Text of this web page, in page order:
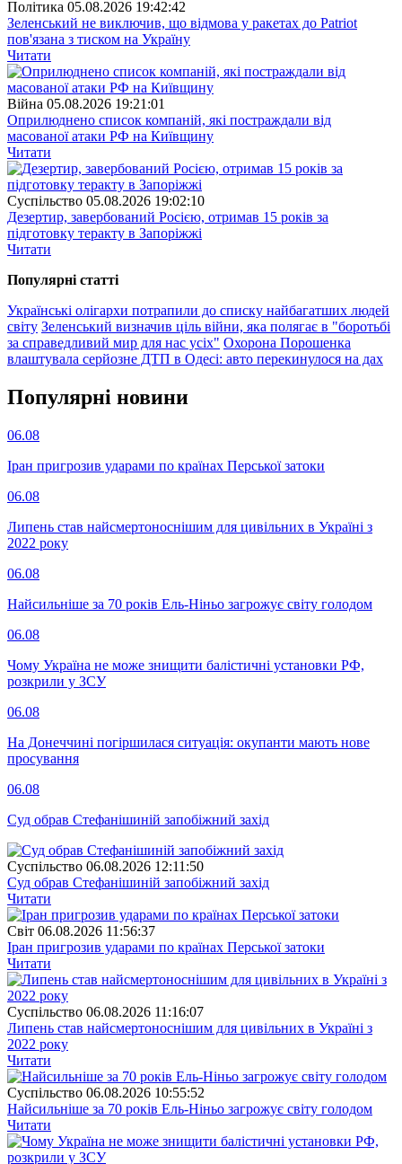
Полiтика 05.08.2026 19:42:42
Зеленський не виключив, що відмова у ракетах до Patriot
пов'язана з тиском на Україну
Читати
Війна 05.08.2026 19:21:01
Оприлюднено список компаній, які постраждали від
масованої атаки РФ на Київщину
Читати
Суспiльство 05.08.2026 19:02:10
Дезертир, завербований Росією, отримав 15 років за
підготовку теракту в Запоріжжі
Читати
Популярнi статтi
Українські олігархи потрапили до списку найбагатших людей
світу Зеленський визначив ціль війни, яка полягає в "боротьбі
за справедливий мир для нас усіх" Охорона Порошенка
влаштувала серйозне ДТП в Одесі: авто перекинулося на дах
Популярнi новини
06.08
Іран пригрозив ударами по країнах Перської затоки
06.08
Липень став найсмертоноснішим для цивільних в Україні з
2022 року
06.08
Найсильніше за 70 років Ель-Ніньо загрожує світу голодом
06.08
Чому Україна не може знищити балістичні установки РФ,
розкрили у ЗСУ
06.08
На Донеччині погіршилася ситуація: окупанти мають нове
просування
06.08
Суд обрав Стефанішиній запобіжний захід
Суспiльство 06.08.2026 12:11:50
Суд обрав Стефанішиній запобіжний захід
Читати
Свiт 06.08.2026 11:56:37
Іран пригрозив ударами по країнах Перської затоки
Читати
Суспiльство 06.08.2026 11:16:07
Липень став найсмертоноснішим для цивільних в Україні з
2022 року
Читати
Суспiльство 06.08.2026 10:55:52
Найсильніше за 70 років Ель-Ніньо загрожує світу голодом
Читати